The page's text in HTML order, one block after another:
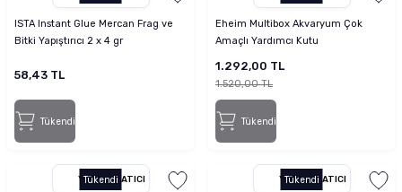
ISTA Instant Glue Mercan Frag ve
Bitki Yapıştırıcı 2 x 4 gr
58,43 TL
Tükendi
Eheim Multibox Akvaryum Çok
Amaçlı Yardımcı Kutu
1.292,00 TL
1.520,00 TL
Tükendi
Tükendi
YETKILI SATICI Tükendi
YETKILI SATICI